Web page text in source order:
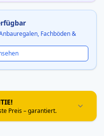
Fachböden &
Preis – garantiert.